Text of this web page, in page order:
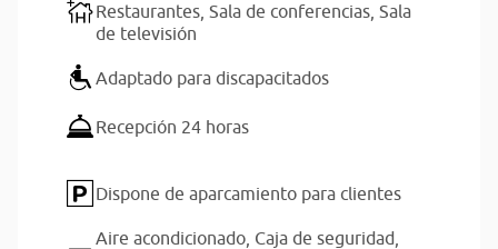
Restaurantes, Sala de conferencias, Sala
de televisión
Adaptado para discapacitados
Recepción 24 horas
Dispone de aparcamiento para clientes
Aire acondicionado, Caja de seguridad,